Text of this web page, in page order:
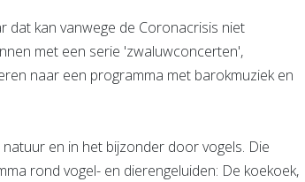
dat kan vanwege de Coronacrisis niet
met een serie 'zwaluwconcerten',
naar een programma met barokmuziek en
en in het bijzonder door vogels. Die
rond vogel- en dierengeluiden: De koekoek,